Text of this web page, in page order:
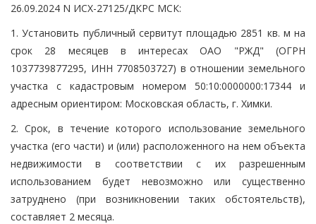
26.09.2024 N ИСХ-27125/ДКРС МСК:
1. Установить публичный сервитут площадью 2851 кв. м на
срок 28 месяцев в интересах ОАО "РЖД" (ОГРН
1037739877295, ИНН 7708503727) в отношении земельного
участка с кадастровым номером 50:10:0000000:17344 и
адресным ориентиром: Московская область, г. Химки.
2. Срок, в течение которого использование земельного
участка (его части) и (или) расположенного на нем объекта
недвижимости в соответствии с их разрешенным
использованием будет невозможно или существенно
затруднено (при возникновении таких обстоятельств),
составляет 2 месяца.